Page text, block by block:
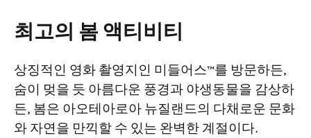
최고의 봄 액티비티
상징적인 영화 촬영지인 미들어스™를 방문하든,
숨이 멎을 듯 아름다운 풍경과 야생동물을 감상하
든, 봄은 아오테아로아 뉴질랜드의 다채로운 문화
와 자연을 만끽할 수 있는 완벽한 계절이다.